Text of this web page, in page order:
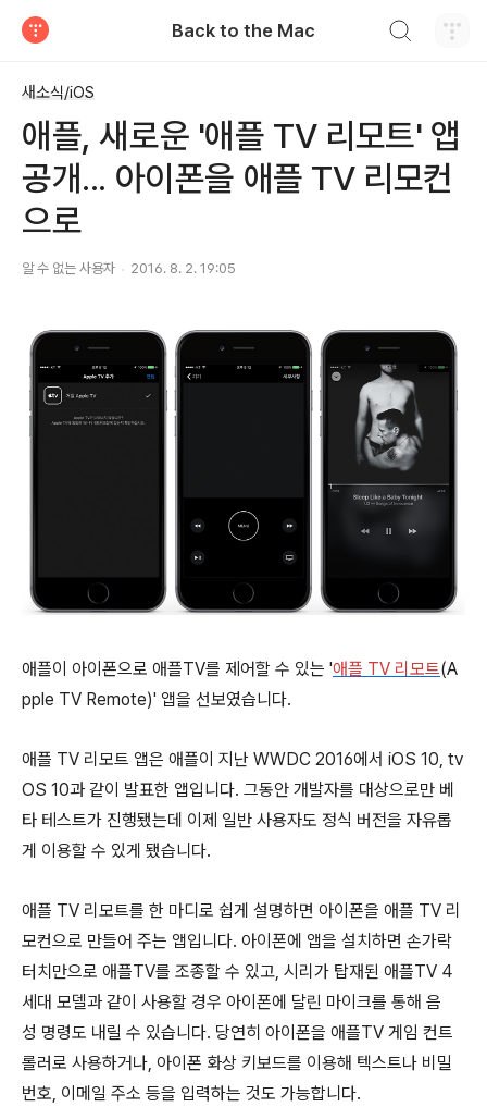
Back to the Mac
새소식/iOS
애플, 새로운 '애플 TV 리모트' 앱
공개... 아이폰을 애플 TV 리모컨
으로
알 수 없는 사용자 2016. 8. 2. 19:05
애플이 아이폰으로 애플TV를 제어할 수 있는 '애플 TV 리모트(A
pple TV Remote)' 앱을 선보였습니다.
애플 TV 리모트 앱은 애플이 지난 WWDC 2016에서 iOS 10, tv
OS 10과 같이 발표한 앱입니다. 그동안 개발자를 대상으로만 베
타 테스트가 진행됐는데 이제 일반 사용자도 정식 버전을 자유롭
게 이용할 수 있게 됐습니다.
애플 TV 리모트를 한 마디로 쉽게 설명하면 아이폰을 애플 TV 리
모컨으로 만들어 주는 앱입니다. 아이폰에 앱을 설치하면 손가락
터치만으로 애플TV를 조종할 수 있고, 시리가 탑재된 애플TV 4
세대 모델과 같이 사용할 경우 아이폰에 달린 마이크를 통해 음
성 명령도 내릴 수 있습니다. 당연히 아이폰을 애플TV 게임 컨트
롤러로 사용하거나, 아이폰 화상 키보드를 이용해 텍스트나 비밀
번호, 이메일 주소 등을 입력하는 것도 가능합니다.